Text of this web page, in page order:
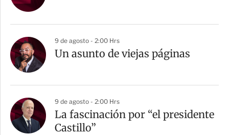
9 de agosto - 2:00 Hrs
Un asunto de viejas páginas
9 de agosto - 2:00 Hrs
La fascinación por “el presidente
Castillo”